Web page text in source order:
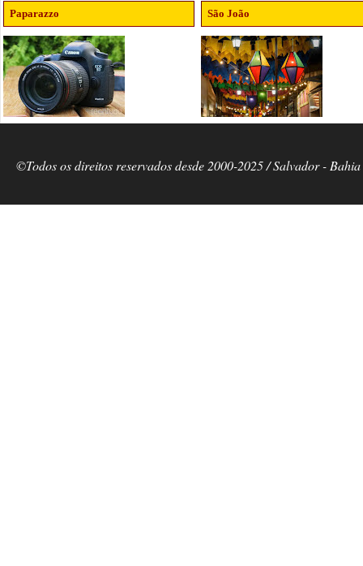
Paparazzo São João
©Todos os direitos reservados desde 2000-2025 / Salvador -